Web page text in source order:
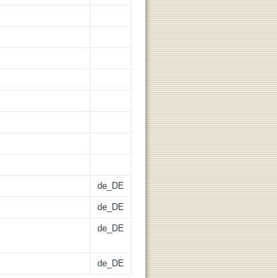
de_DE
de_DE
de_DE
de_DE